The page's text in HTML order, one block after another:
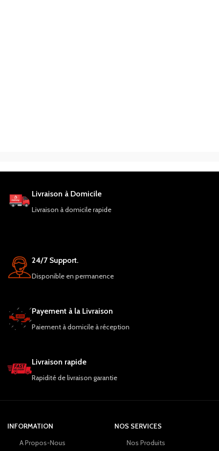
Livraison à Domicile
Livraison à domicile rapide
24/7 Support.
Disponible en permanence
Payement à la Livraison
Paiement à domicile à réception
Livraison rapide
Rapidité de livraison garantie
INFORMATION
A Propos-Nous
NOS SERVICES
Nos Produits